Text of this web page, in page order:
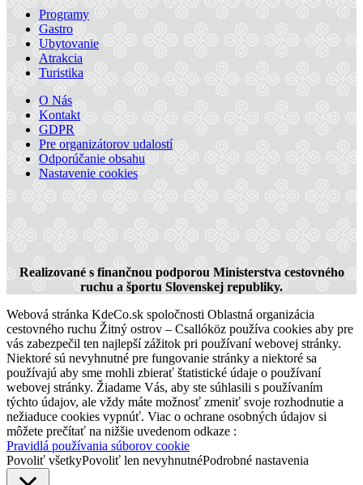
APANI
Šamorín
Reštaurácia a pizzéria
Programy
Gastro
Ubytovanie
Atrakcia
Turistika
O Nás
Kontakt
GDPR
Pre organizátorov udalostí
Odporúčanie obsahu
Nastavenie cookies
Realizované s finančnou podporou Ministerstva cestovného
ruchu a športu Slovenskej republiky.
Webová stránka KdeCo.sk spoločnosti Oblastná organizácia
cestovného ruchu Žitný ostrov – Csallóköz používa cookies aby pre
vás zabezpečil ten najlepší zážitok pri používaní webovej stránky.
Niektoré sú nevyhnutné pre fungovanie stránky a niektoré sa
používajú aby sme mohli zbierať štatistické údaje o používaní
webovej stránky. Žiadame Vás, aby ste súhlasili s používaním
týchto údajov, ale vždy máte možnosť zmeniť svoje rozhodnutie a
nežiaduce cookies vypnúť. Viac o ochrane osobných údajov si
môžete prečítať na nižšie uvedenom odkaze :
Pravidlá používania súborov cookie
Povoliť všetkyPovoliť len nevyhnutnéPodrobné nastavenia